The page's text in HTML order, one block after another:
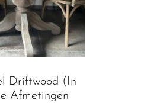
Driftwood (in
Afmetingen